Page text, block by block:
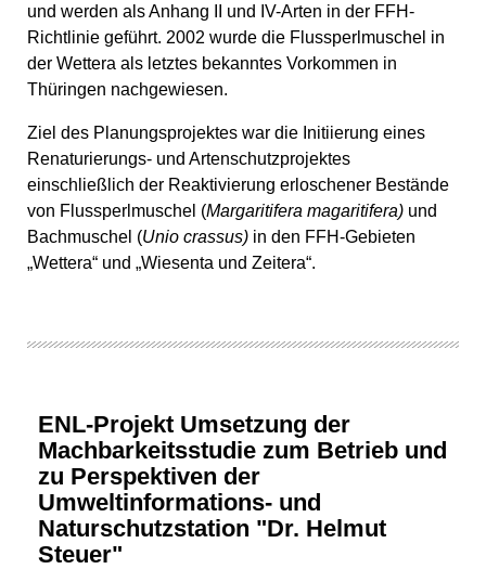
und werden als Anhang II und IV-Arten in der FFH-
Richtlinie geführt. 2002 wurde die Flussperlmuschel in
der Wettera als letztes bekanntes Vorkommen in
Thüringen nachgewiesen.
Ziel des Planungsprojektes war die Initiierung eines
Renaturierungs- und Artenschutzprojektes
einschließlich der Reaktivierung erloschener Bestände
von Flussperlmuschel (Margaritifera magaritifera) und
Bachmuschel (Unio crassus) in den FFH-Gebieten
„Wettera“ und „Wiesenta und Zeitera“.
ENL-Projekt Umsetzung der
Machbarkeitsstudie zum Betrieb und
zu Perspektiven der
Umweltinformations- und
Naturschutzstation "Dr. Helmut
Steuer"